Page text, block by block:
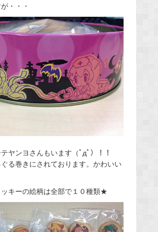
・・・
ヤンヨさんもいます（ﾟдﾟ）！！
る巻きにされております。かわいい
ッキーの絵柄は全部で１０種類★